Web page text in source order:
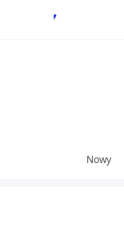
Nowy